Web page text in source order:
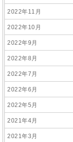
2022年11月
2022年10月
2022年9月
2022年8月
2022年7月
2022年6月
2022年5月
2021年4月
2021年3月